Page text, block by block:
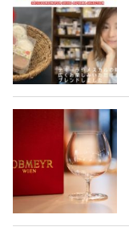
About
テキーラのつくり方